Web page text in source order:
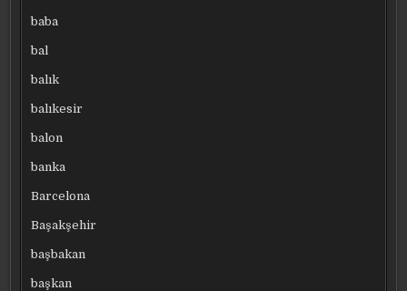
baba
bal
balık
balıkesir
balon
banka
Barcelona
Başakşehir
başbakan
başkan